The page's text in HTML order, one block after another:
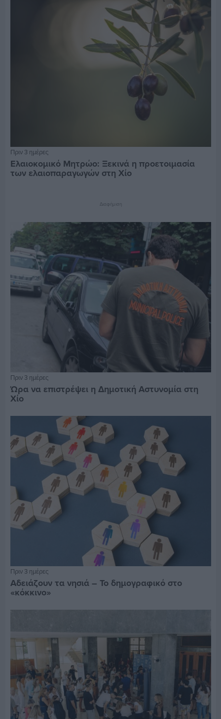
Πριν 3 ημέρες
Ελαιοκομικό Μητρώο: Ξεκινά η προετοιμασία
των ελαιοπαραγωγών στη Χίο
Διαφήμιση
Πριν 3 ημέρες
Ώρα να επιστρέψει η Δημοτική Αστυνομία στη
Χίο
Πριν 3 ημέρες
Αδειάζουν τα νησιά – Το δημογραφικό στο
«κόκκινο»